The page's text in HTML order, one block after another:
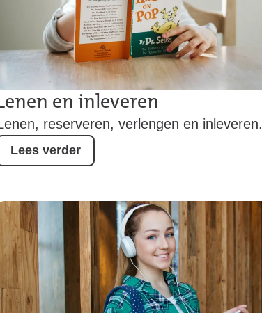
Lees verder
en inleveren
reserveren, verlengen en inleveren.